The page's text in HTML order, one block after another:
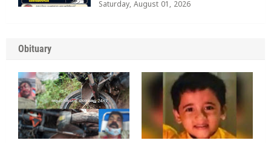
Saturday, August 01, 2026
Obituary